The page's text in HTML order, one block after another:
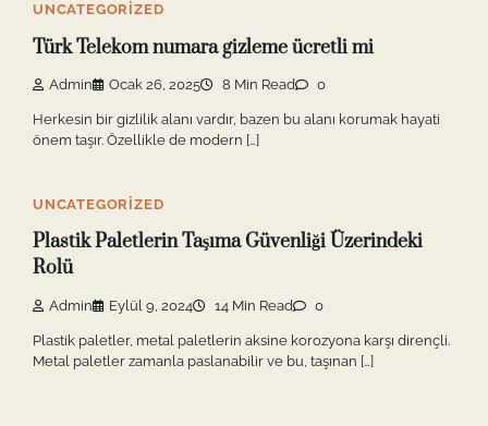
UNCATEGORIZED
Türk Telekom numara gizleme ücretli mi
Admin Ocak 26, 2025 8 Min Read 0
Herkesin bir gizlilik alanı vardır, bazen bu alanı korumak hayati
önem taşır. Özellikle de modern […]
UNCATEGORIZED
Plastik Paletlerin Taşıma Güvenliği Üzerindeki
Rolü
Admin Eylül 9, 2024 14 Min Read 0
Plastik paletler, metal paletlerin aksine korozyona karşı dirençli.
Metal paletler zamanla paslanabilir ve bu, taşınan […]